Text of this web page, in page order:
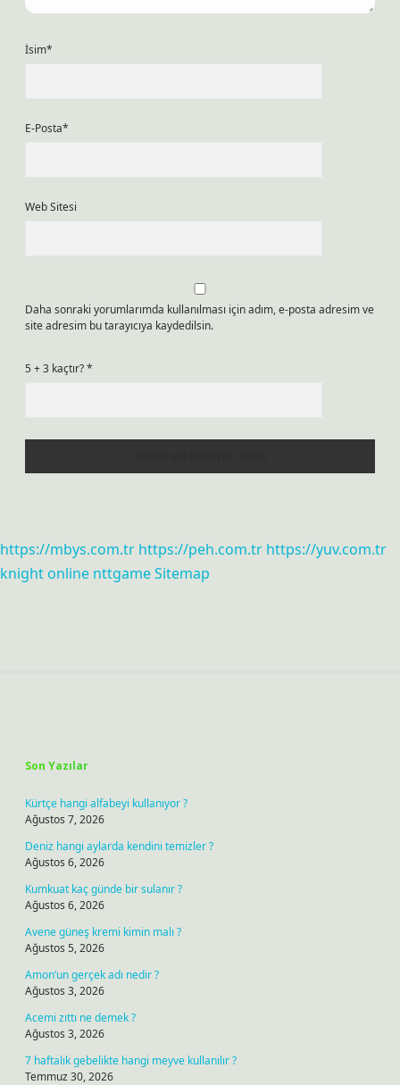
İsim*
E-Posta*
Web Sitesi
Daha sonraki yorumlarımda kullanılması için adım, e-posta adresim ve
site adresim bu tarayıcıya kaydedilsin.
5 + 3 kaçtır?*
https://mbys.com.tr https://peh.com.tr https://yuv.com.tr
knight online nttgameSitemap
Son Yazılar
Kürtçe hangi alfabeyi kullanıyor ?
Ağustos 7, 2026
Deniz hangi aylarda kendini temizler ?
Ağustos 6, 2026
Kumkuat kaç günde bir sulanır ?
Ağustos 6, 2026
Avene güneş kremi kimin malı ?
Ağustos 5, 2026
Amon’un gerçek adı nedir ?
Ağustos 3, 2026
Acemi zıttı ne demek ?
Ağustos 3, 2026
7 haftalık gebelikte hangi meyve kullanılır ?
Temmuz 30, 2026